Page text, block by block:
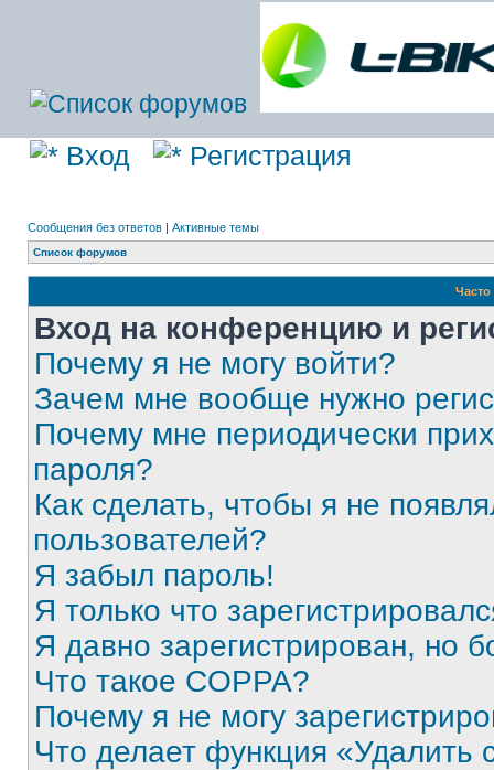
Вход Регистрация
Сообщения без ответов | Активные темы
Список форумов
Вход на конференцию и
Почему я не могу войти?
Зачем мне вообще нужно
Почему мне периодически
пароля?
Как сделать, чтобы я не
пользователей?
Я забыл пароль!
Я только что
Я давно зарегистрирован, но
Что такое COPPA?
Почему я не могу
Что делает функция «Удалить